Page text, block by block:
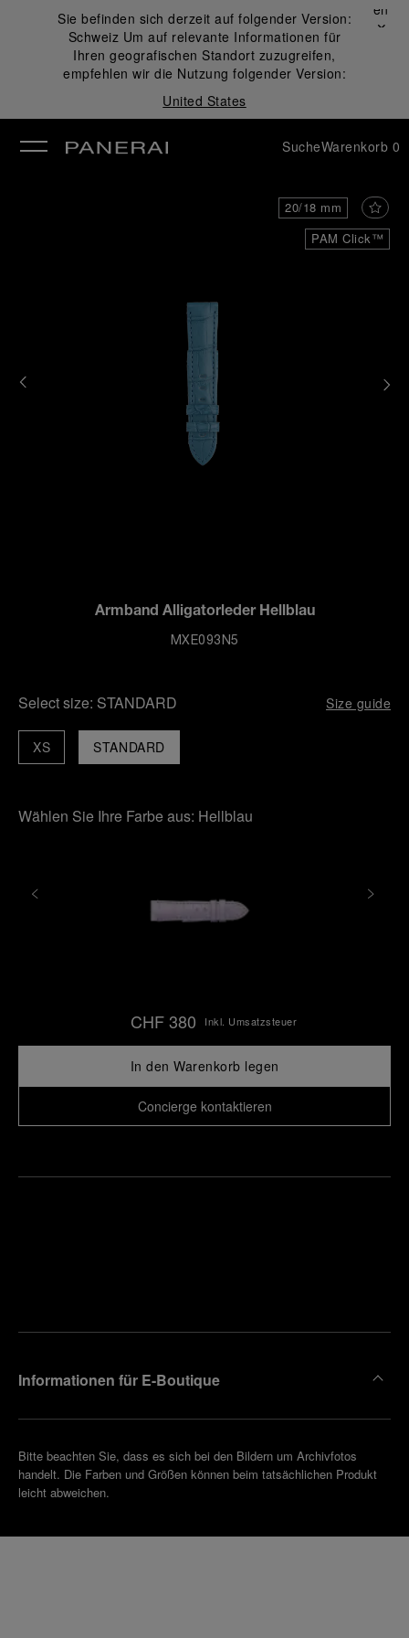
Sie befinden sich derzeit auf folgender Version:
Schweiz Um auf relevante Informationen für
Ihren geografischen Standort zuzugreifen,
empfehlen wir die Nutzung folgender Version:
United States
Schließen
✕
SucheWarenkorb 0
PAM Click™
20/18 mm
Armband Alligatorleder Hellblau
MXE093N5
Select size: STANDARD Size guide
STANDARD
XS
Wählen Sie Ihre Farbe aus: Hellblau
CHF 380 Inkl. Umsatzsteuer
In den Warenkorb legen
Concierge kontaktieren
Informationen für E-Boutique
Bitte beachten Sie, dass es sich bei den Bildern um Archivfotos
handelt. Die Farben und Größen können beim tatsächlichen Produkt
leicht abweichen.